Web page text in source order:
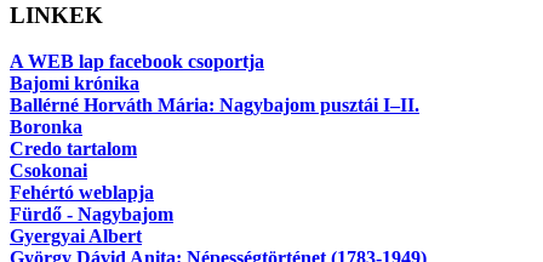
LINKEK
A WEB lap facebook csoportja
Bajomi krónika
Ballérné Horváth Mária: Nagybajom pusztái I–II.
Boronka
Credo tartalom
Csokonai
Fehértó weblapja
Fürdő - Nagybajom
Gyergyai Albert